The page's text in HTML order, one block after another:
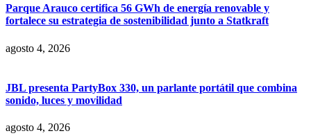
Parque Arauco certifica 56 GWh de energía renovable y
fortalece su estrategia de sostenibilidad junto a Statkraft
agosto 4, 2026
JBL presenta PartyBox 330, un parlante portátil que combina
sonido, luces y movilidad
agosto 4, 2026